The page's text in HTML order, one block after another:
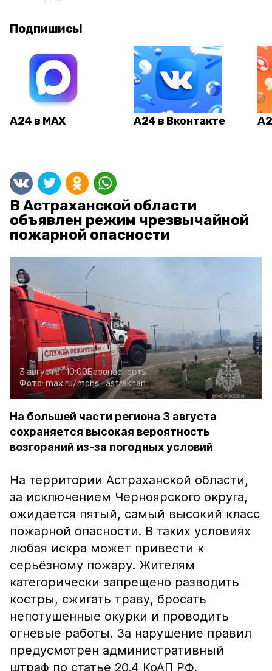
Подпишись!
А24 в MAX А24 в Вконтакте
В Астраханской области
объявлен режим чрезвычайной
пожарной опасности
3 августа , 10:00Безопасность
Фото: max.ru/mchs_astrakhan
На большей части региона 3 августа
сохраняется высокая вероятность
возгораний из-за погодных условий
На территории Астраханской области,
за исключением Черноярского округа,
ожидается пятый, самый высокий класс
пожарной опасности. В таких условиях
любая искра может привести к
серьёзному пожару. Жителям
категорически запрещено разводить
костры, сжигать траву, бросать
непотушенные окурки и проводить
огневые работы. За нарушение правил
предусмотрен административный
штраф по статье 20.4 КоАП РФ.